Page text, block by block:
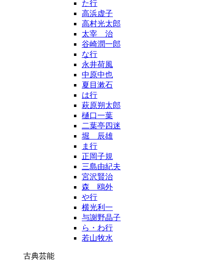
た行
高浜虚子
高村光太郎
太宰 治
谷崎潤一郎
な行
永井荷風
中原中也
夏目漱石
は行
萩原朔太郎
樋口一葉
二葉亭四迷
堀 辰雄
ま行
正岡子規
三島由紀夫
宮沢賢治
森 鴎外
や行
横光利一
与謝野晶子
ら・わ行
若山牧水
古典芸能